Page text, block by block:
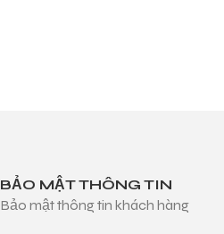
BẢO MẬT THÔNG TIN
Bảo mật thông tin khách hàng